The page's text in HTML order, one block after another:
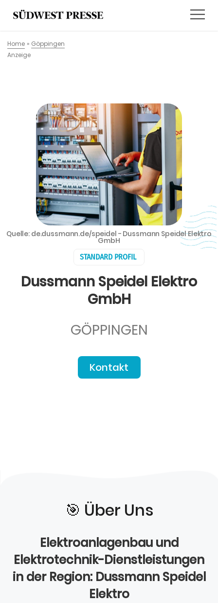
Home » Göppingen
Anzeige
STANDARD PROFIL
Dussmann Speidel Elektro
GmbH
GÖPPINGEN
Kontakt
Quelle: de.dussmann.de/speidel - Dussmann Speidel Elektro
GmbH
🎯️ Über Uns
Elektroanlagenbau und
Elektrotechnik-Dienstleistungen
in der Region: Dussmann Speidel
Elektro